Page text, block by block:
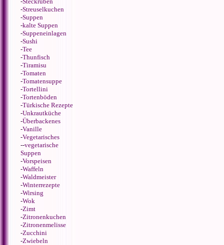
-Streuselkuchen
-Suppen
-kalte Suppen
-Suppeneinlagen
-Sushi
-Tee
-Thunfisch
-Tiramisu
-Tomaten
-Tomatensuppe
-Tortellini
-Tortenböden
-Türkische Rezepte
-Unkrautküche
-Überbackenes
-Vanille
-Vegetarisches
--vegetarische
Suppen
-Vorspeisen
-Waffeln
-Waldmeister
-Winterrezepte
-Wirsing
-Wok
-Zimt
-Zitronenkuchen
-Zitronenmelisse
-Zucchini
-Zwiebeln